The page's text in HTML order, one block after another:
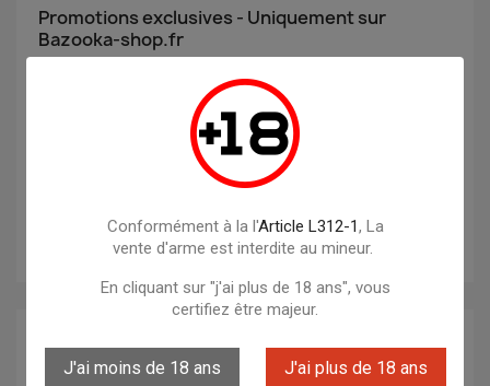
Conformément à la l'Article L312-1, La
vente d'arme est interdite au mineur.
En cliquant sur "j'ai plus de 18 ans", vous
certifiez être majeur.
J'ai moins de 18 ans J'ai plus de 18 ans
Promotions exclusives - Uniquement sur
Bazooka-shop.fr
Equipement de pêche
Talkie Walkies & radios
Accessoires de chasse
MARQUES
ACTION ARMY